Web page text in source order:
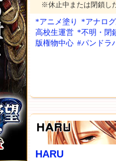
※休止中または閉鎖し
*アニメ塗り *アナロ
高校生運営 *不明・閉
版権物中心 #パンドラ
HARU